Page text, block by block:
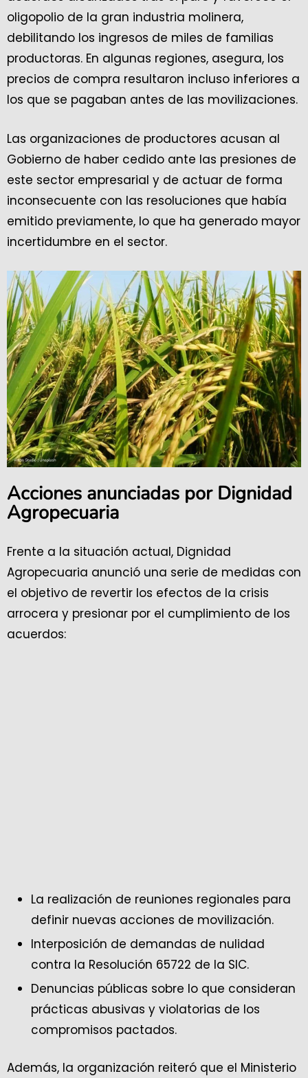
oligopolio de la gran industria molinera,
debilitando los ingresos de miles de familias
productoras. En algunas regiones, asegura, los
precios de compra resultaron incluso inferiores a
los que se pagaban antes de las movilizaciones.
Las organizaciones de productores acusan al
Gobierno de haber cedido ante las presiones de
este sector empresarial y de actuar de forma
inconsecuente con las resoluciones que había
emitido previamente, lo que ha generado mayor
incertidumbre en el sector.
Acciones anunciadas por Dignidad
Agropecuaria
Frente a la situación actual, Dignidad
Agropecuaria anunció una serie de medidas con
el objetivo de revertir los efectos de la crisis
arrocera y presionar por el cumplimiento de los
acuerdos:
La realización de reuniones regionales para
definir nuevas acciones de movilización.
Interposición de demandas de nulidad
contra la Resolución 65722 de la SIC.
Denuncias públicas sobre lo que consideran
prácticas abusivas y violatorias de los
compromisos pactados.
Además, la organización reiteró que el Ministerio